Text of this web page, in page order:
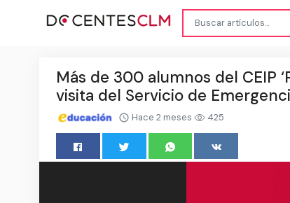
Más de 300 alumnos del CEIP
visita del Servicio de
Hace 2 meses 425